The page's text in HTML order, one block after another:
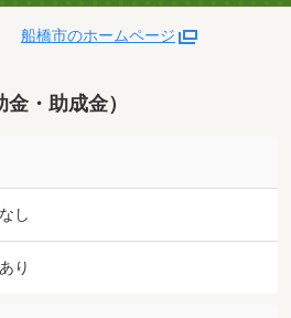
船橋市のホームページ
・助成金）
なし
あり